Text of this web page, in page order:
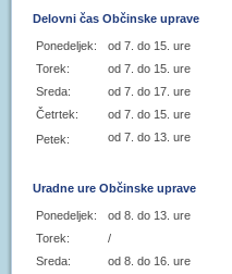
Delovni čas Občinske uprave
Ponedeljek:
od 7. do 15. ure
Torek:
od 7. do 15. ure
Sreda:
od 7. do 17. ure
Četrtek:
od 7. do 15. ure
Petek:
od 7. do 13. ure
Uradne ure Občinske uprave
Ponedeljek:
od 8. do 13. ure
Torek:
/
Sreda:
od 8. do 16. ure